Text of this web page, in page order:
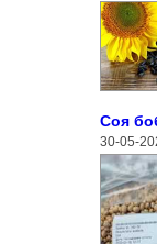
Соя
30-05-